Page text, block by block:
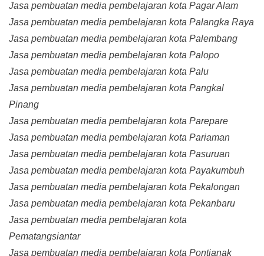
Jasa pembuatan media pembelajaran kota Pagar Alam
Jasa pembuatan media pembelajaran kota Palangka Raya
Jasa pembuatan media pembelajaran kota Palembang
Jasa pembuatan media pembelajaran kota Palopo
Jasa pembuatan media pembelajaran kota Palu
Jasa pembuatan media pembelajaran kota Pangkal
Pinang
Jasa pembuatan media pembelajaran kota Parepare
Jasa pembuatan media pembelajaran kota Pariaman
Jasa pembuatan media pembelajaran kota Pasuruan
Jasa pembuatan media pembelajaran kota Payakumbuh
Jasa pembuatan media pembelajaran kota Pekalongan
Jasa pembuatan media pembelajaran kota Pekanbaru
Jasa pembuatan media pembelajaran kota
Pematangsiantar
Jasa pembuatan media pembelajaran kota Pontianak